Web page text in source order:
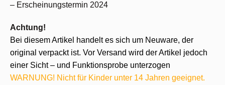
– Erscheinungstermin 2024
Achtung!
Bei diesem Artikel handelt es sich um Neuware, der
original verpackt ist. Vor Versand wird der Artikel jedoch
einer Sicht – und Funktionsprobe unterzogen
WARNUNG! Nicht für Kinder unter 14 Jahren geeignet.